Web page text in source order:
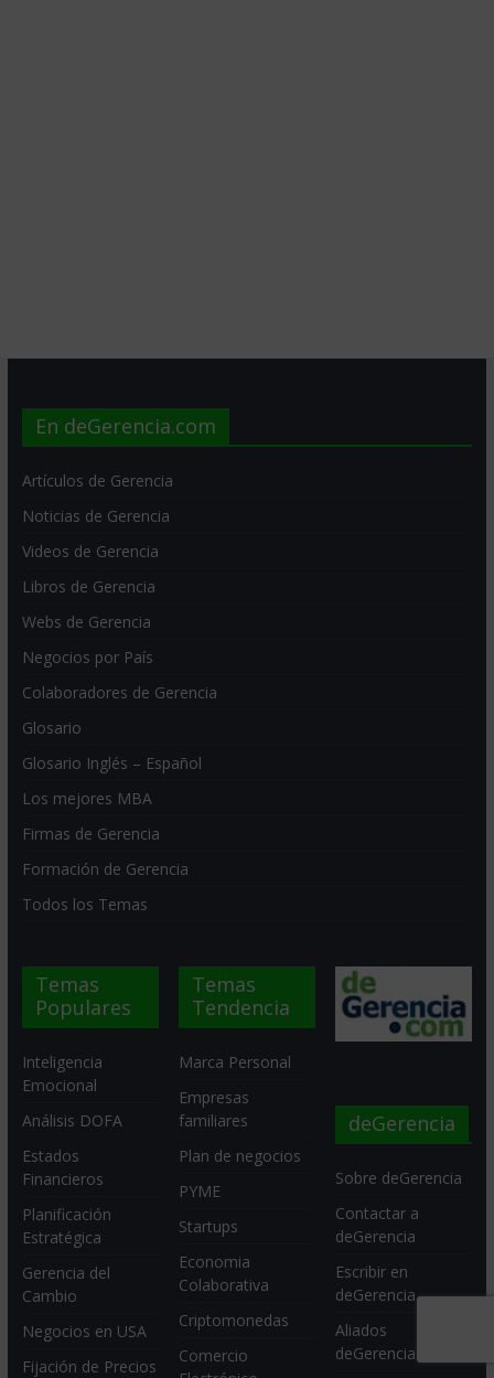
En deGerencia.com
Artículos de Gerencia
Noticias de Gerencia
Videos de Gerencia
Libros de Gerencia
Webs de Gerencia
Negocios por País
Colaboradores de Gerencia
Glosario
Glosario Inglés – Español
Los mejores MBA
Firmas de Gerencia
Formación de Gerencia
Todos los Temas
Temas
Populares
Inteligencia
Emocional
Análisis DOFA
Estados
Financieros
Planificación
Estratégica
Gerencia del
Cambio
Negocios en USA
Fijación de Precios
Temas
Tendencia
Marca Personal
Empresas
familiares
Plan de negocios
PYME
Startups
Economia
Colaborativa
Criptomonedas
Comercio
deGerencia
Sobre deGerencia
Contactar a
deGerencia
Escribir en
deGerencia
Aliados
deGerencia